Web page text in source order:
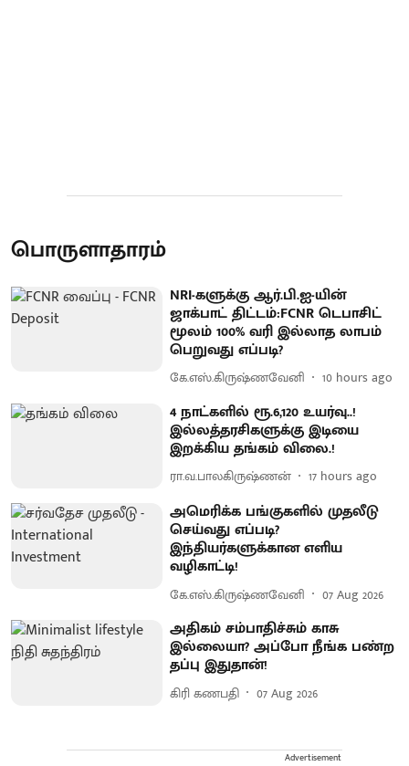
பொருளாதாரம்
NRI-களுக்கு ஆர்.பி.ஐ-யின்
ஜாக்பாட் திட்டம்:FCNR டெபாசிட்
மூலம் 100% வரி இல்லாத லாபம்
பெறுவது எப்படி?
கே.எஸ்.கிருஷ்ணவேனி 10 hours ago
4 நாட்களில் ரூ.6,120 உயர்வு..!
இல்லத்தரசிகளுக்கு இடியை
இறக்கிய தங்கம் விலை.!
ரா.வ.பாலகிருஷ்ணன் 17 hours ago
அமெரிக்க பங்குகளில் முதலீடு
செய்வது எப்படி?
இந்தியர்களுக்கான எளிய
வழிகாட்டி!
கே.எஸ்.கிருஷ்ணவேனி 07 Aug 2026
அதிகம் சம்பாதிச்சும் காசு
இல்லையா? அப்போ நீங்க பண்ற
தப்பு இதுதான்!
கிரி கணபதி 07 Aug 2026
Advertisement